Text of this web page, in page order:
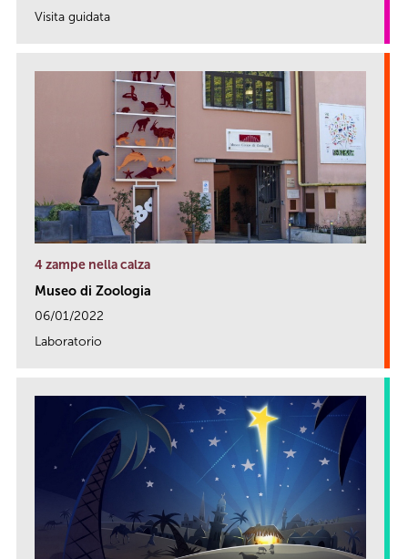
Visita guidata
4 zampe nella calza
Museo di Zoologia
06/01/2022
Laboratorio